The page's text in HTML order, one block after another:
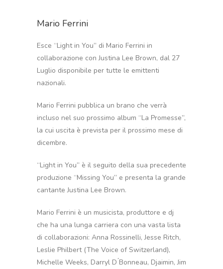
Mario Ferrini
Esce “Light in You” di Mario Ferrini in
collaborazione con Justina Lee Brown, dal 27
Luglio disponibile per tutte le emittenti
nazionali.
Mario Ferrini pubblica un brano che verrà
incluso nel suo prossimo album “La Promesse”,
la cui uscita è prevista per il prossimo mese di
dicembre.
“Light in You” è il seguito della sua precedente
produzione “Missing You” e presenta la grande
cantante Justina Lee Brown.
Mario Ferrini è un musicista, produttore e dj
che ha una lunga carriera con una vasta lista
di collaborazioni: Anna Rossinelli, Jesse Ritch,
Leslie Philbert (The Voice of Switzerland),
Michelle Weeks, Darryl D ́Bonneau, Djaimin, Jim